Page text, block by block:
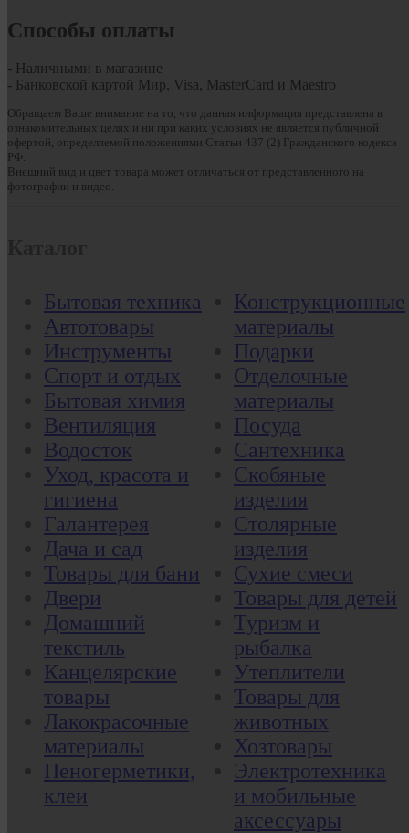
Способы оплаты
- Наличными в магазине
- Банковской картой Мир, Visa, MasterCard и Maestro
Обращаем Ваше внимание на то, что данная информация представлена в
ознакомительных целях и ни при каких условиях не является публичной
офертой, определяемой положениями Статьи 437 (2) Гражданского кодекса
РФ.
Внешний вид и цвет товара может отличаться от представленного на
фотографии и видео.
Бытовая техника
Автотовары
Инструменты
Спорт и отдых
Бытовая химия
Вентиляция
Водосток
Уход, красота и
гигиена
Галантерея
Дача и сад
Товары для бани
Двери
Домашний
текстиль
Канцелярские
товары
Лакокрасочные
материалы
Пеногерметики,
клеи
Конструкционные
материалы
Подарки
Отделочные
материалы
Посуда
Сантехника
Скобяные
изделия
Столярные
изделия
Сухие смеси
Товары для детей
Туризм и
рыбалка
Утеплители
Товары для
животных
Хозтовары
Электротехника
и мобильные
аксессуары